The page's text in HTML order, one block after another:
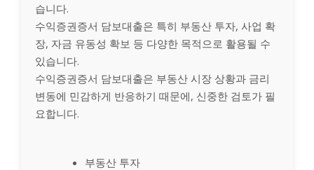
습니다.
수익증권증서 담보대출은 특히 부동산 투자, 사업 확
장, 자금 유동성 확보 등 다양한 목적으로 활용될 수
있습니다.
수익증권증서 담보대출은 부동산 시장 상황과 금리
변동에 민감하게 반응하기 때문에, 신중한 검토가 필
요합니다.
부동산 투자